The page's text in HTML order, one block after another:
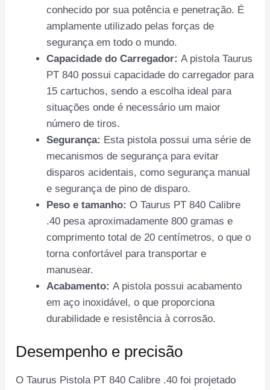
conhecido por sua potência e penetração. É
amplamente utilizado pelas forças de
segurança em todo o mundo.
Capacidade do Carregador: A pistola Taurus
PT 840 possui capacidade do carregador para
15 cartuchos, sendo a escolha ideal para
situações onde é necessário um maior
número de tiros.
Segurança: Esta pistola possui uma série de
mecanismos de segurança para evitar
disparos acidentais, como segurança manual
e segurança de pino de disparo.
Peso e tamanho: O Taurus PT 840 Calibre
.40 pesa aproximadamente 800 gramas e
comprimento total de 20 centímetros, o que o
torna confortável para transportar e
manusear.
Acabamento: A pistola possui acabamento
em aço inoxidável, o que proporciona
durabilidade e resistência à corrosão.
Desempenho e precisão
O Taurus Pistola PT 840 Calibre .40 foi projetado